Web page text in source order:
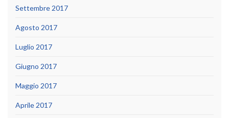
Settembre 2017
Agosto 2017
Luglio 2017
Giugno 2017
Maggio 2017
Aprile 2017